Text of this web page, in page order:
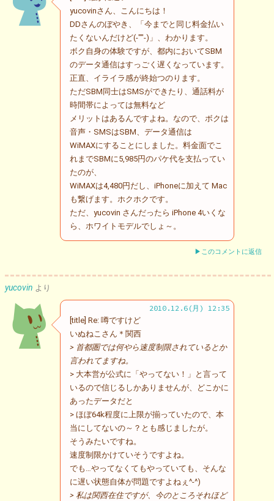
yucovinさん、こんにちは！
DDさんのぼやき、「今までと同じ料金払い
たくないんだけど(-""-)」、わかります。
ボク自身の体験ですが、都内においてSBM
のデータ通信はすっごく遅くなっています。
正直、イライラ感が終始つのります。
ただSBM同士はSMSができたり、通話料が
時間帯によっては無料など
メリットはあるんですよね。なので、ボクは
音声・SMSはSBM、データ通信は
WiMAXにすることにしました。料金面でこ
れまでSBMに5,985円のパケ代を支払ってい
たのが、
WiMAXは4,480円だし、iPhoneに加えて Mac
も繋げます。ホクホクです。
ただ、yucovin さんだったら iPhone 4いくな
ら、ホワイトモデルでしょ～。
▶このコメントに返信
yucovin より
2010.12.6(月) 12:35
[title] Re: 噂ですけど
いぬねこさん＊関西
> 首都圏では何やら速度制限されているとか
言われてますね。
> 大本営が公式に「やってない！」と言って
いるので信じるしかありませんが、どこかに
あったデータだと
> ほぼ64k程度に上限が揃っていたので、本
当にしてないの～？とも感じましたが。
そうみたいですね。
速度制限かけていそうですよね。
でも…やってなくてもやっていても、そんな
に遅い状態自体が問題ですよねぇ^-^)
> 私は関西在住ですが、今のところそれほど